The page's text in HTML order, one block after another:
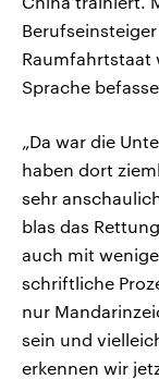
Raumfahrtstaat
Sprache
„Da war die
haben dort
sehr
blas das
auch mit
schriftliche
nur
sein und
erkennen wir